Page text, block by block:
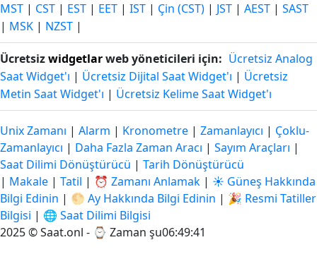
MST | CST | EST | EET | IST | Çin (CST) | JST | AEST | SAST
| MSK | NZST |
Ücretsizwidgetlarweb yöneticileri için: Ücretsiz Analog
Saat Widget'ı | Ücretsiz Dijital Saat Widget'ı | Ücretsiz
Metin Saat Widget'ı | Ücretsiz Kelime Saat Widget'ı
Unix Zamanı | Alarm | Kronometre | Zamanlayıcı | Çoklu-
Zamanlayıcı | Daha Fazla Zaman Aracı | Sayım Araçları |
Saat Dilimi Dönüştürücü | Tarih Dönüştürücü
| Makale | Tatil | ⏰ Zamanı Anlamak | ☀️ Güneş Hakkında
Bilgi Edinin | 🌕 Ay Hakkında Bilgi Edinin | 🎉 Resmi Tatiller
Bilgisi | 🌐 Saat Dilimi Bilgisi
2025 © Saat.onl - ⌚ Zaman şu06:49:42